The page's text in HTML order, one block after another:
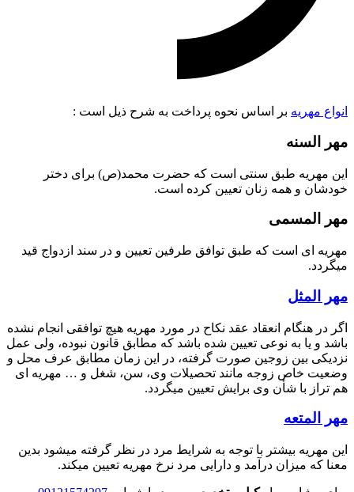
انواع مهریه بر اساس نحوه پرداخت به شرح ذیل است :
مهر السنه
این مهریه طبق سنتی است که حضرت محمد(ص) برای دختر
خودشان و همه زنان تعیین کرده است.
مهر المسمی
مهریه ای است که طبق توافق طرفین تعیین و در سند ازدواج قید
میگردد.
مهر المثل
اگر در هنگام انعقاد عقد نکاح در مورد مهریه هیچ توافقی انجام نشده
باشد و یا به نوعی تعیین شده باشد که مطابق قانون نبوده، ولی عمل
نزدیکی بین زوجین صورت گرفته، در این زمان مطابق عرف محل و
وضعیت خاص زوجه مانند تحصیلات وی، سن، شغل و … مهریه ای
هم تراز با شأن وی برایش تعیین میگردد.
مهر المتعه
این مهریه بیشتر با توجه به شرایط مرد در نظر گرفته میشود بدین
معنا که میزان درآمد و دارایی مرد نرخ مهریه تعیین میکند.